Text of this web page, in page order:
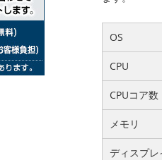
OS
CPU
CPUコア数
メモリ
ディスプ